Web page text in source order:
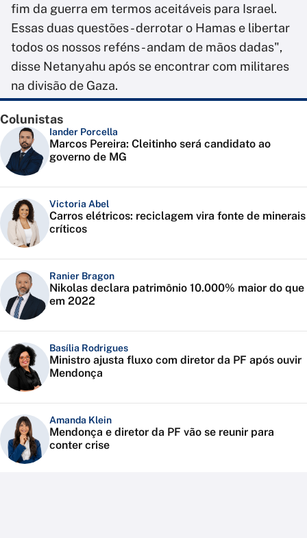
fim da guerra em termos aceitáveis para Israel.
Essas duas questões - derrotar o Hamas e libertar
todos os nossos reféns - andam de mãos dadas",
disse Netanyahu após se encontrar com militares
na divisão de Gaza.
Colunistas
Iander Porcella
Marcos Pereira: Cleitinho será candidato ao
governo de MG
Victoria Abel
Carros elétricos: reciclagem vira fonte de minerais
críticos
Ranier Bragon
Nikolas declara patrimônio 10.000% maior do que
em 2022
Basília Rodrigues
Ministro ajusta fluxo com diretor da PF após ouvir
Mendonça
Amanda Klein
Mendonça e diretor da PF vão se reunir para
conter crise